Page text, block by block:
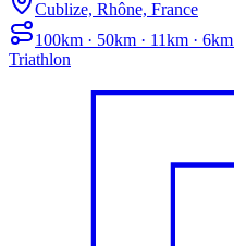
Cublize, Rhône, France
100km · 50km · 11km ·
Triathlon